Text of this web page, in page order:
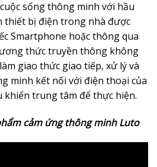
sống thông minh với hầu
thiết bị điện trong nhà được
Smartphone hoặc thông qua
thức truyền thông không
làm giao thức giao tiếp, xử lý và
minh kết nối với điện thoại của
khiển trung tâm để thực hiện.
cảm ứng thông minh Luto